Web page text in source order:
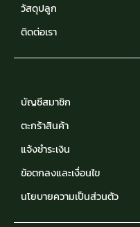
วัสดุปลูก
ติดต่อเรา
บัญชีสมาชิก
ตะกร้าสินค้า
แจ้งชำระเงิน
ข้อตกลงและเงื่อนไข
นโยบายความเป็นส่วนตัว